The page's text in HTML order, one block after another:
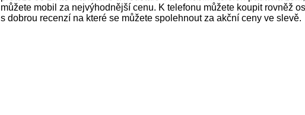
můžete mobil za nejvýhodnější cenu. K telefonu můžete koupit rovněž
s dobrou recenzí na které se můžete spolehnout za akční ceny ve slevě.